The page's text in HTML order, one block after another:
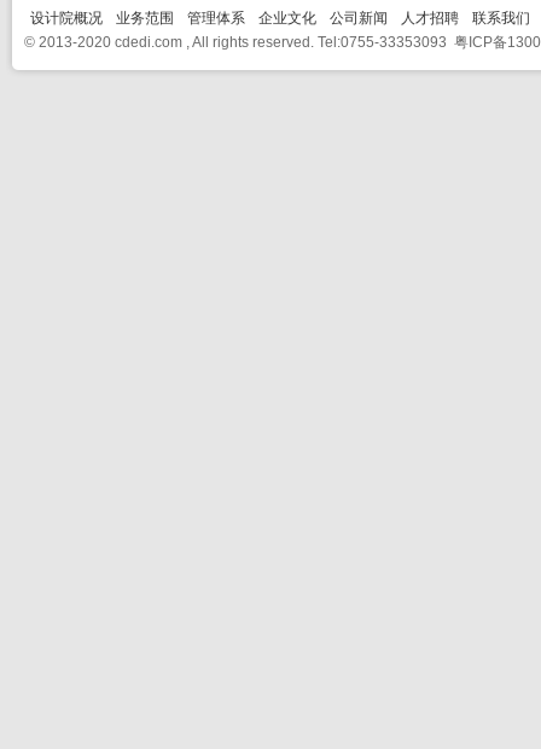
设计院概况 业务范围 管理体系 企业文化 公司新闻 人才招聘
联系我们
© 2013-2020 cdedi.com , All rights reserved. Tel:0755-33353093 粤ICP备